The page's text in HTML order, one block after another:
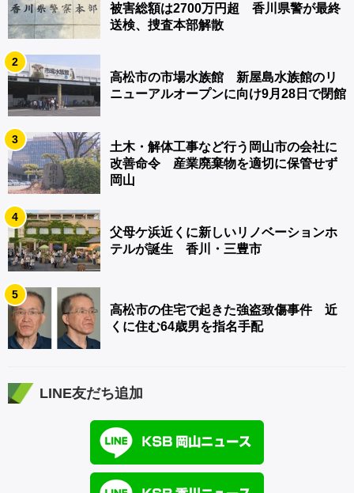
被害総額は2700万円超 香川県警が最終
送検、捜査本部解散
2
高松市の市場水族館 新屋島水族館のリ
ニューアルオープンに向け9月28日で閉館
3
土木・解体工事など行う岡山市の会社に
改善命令 産業廃棄物を適切に保管せず
岡山
4
父母ケ浜近くに新しいリノベーションホ
テルが誕生 香川・三豊市
5
高松市の住宅で起きた強盗致傷事件 近
くに住む64歳男を指名手配
LINE友だち追加